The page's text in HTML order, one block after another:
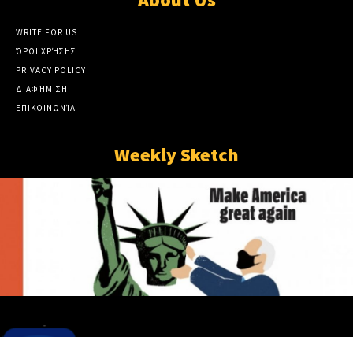
WRITE FOR US
ΌΡΟΙ ΧΡΉΣΗΣ
PRIVACY POLICY
ΔΙΑΦΉΜΙΣΗ
ΕΠΙΚΟΙΝΩΝΊΑ
Weekly Sketch